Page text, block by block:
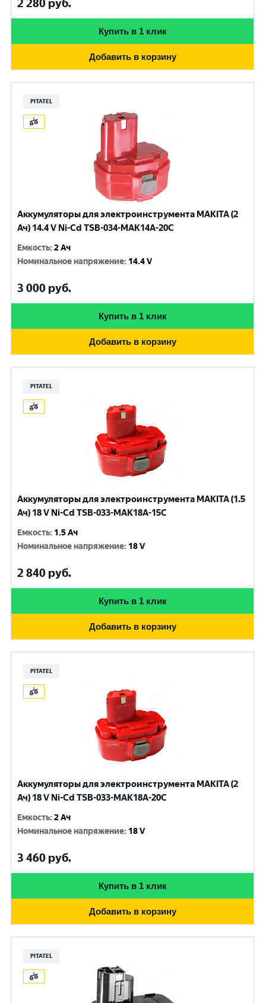
2 280 руб.
Купить в 1 клик
Добавить в корзину
PITATEL
Аккумуляторы для электроинструмента MAKITA (2
Ач) 14.4 V Ni-Cd TSB-034-MAK14A-20C
Емкость:2 Ач
Номинальное напряжение: 14.4 V
3 000 руб.
Купить в 1 клик
Добавить в корзину
PITATEL
Аккумуляторы для электроинструмента MAKITA (1.5
Ач) 18 V Ni-Cd TSB-033-MAK18A-15C
Емкость: 1.5 Ач
Номинальное напряжение: 18 V
2 840 руб.
Купить в 1 клик
Добавить в корзину
PITATEL
Аккумуляторы для электроинструмента MAKITA (2
Ач) 18 V Ni-Cd TSB-033-MAK18A-20C
Емкость:2 Ач
Номинальное напряжение: 18 V
3 460 руб.
Купить в 1 клик
Добавить в корзину
PITATEL